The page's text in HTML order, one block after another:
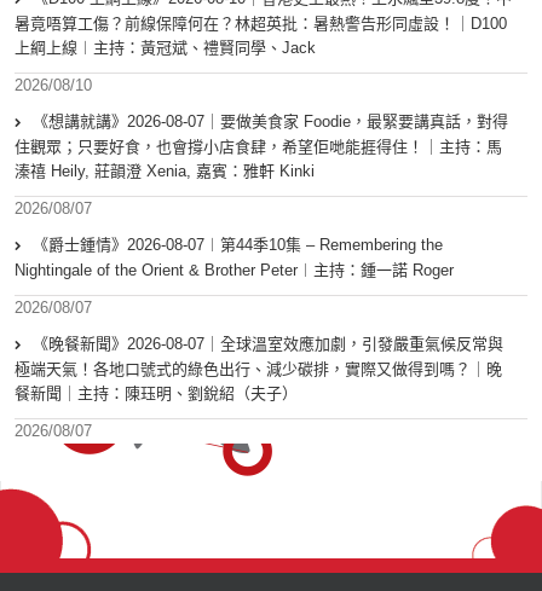
暑竟唔算工傷？前線保障何在？林超英批：暑熱警告形同虛設！｜D100
上綱上線︱主持：黃冠斌、禮賢同學、Jack
2026/08/10
《想講就講》2026-08-07｜要做美食家 Foodie，最緊要講真話，對得
住觀眾；只要好食，也會撐小店食肆，希望佢哋能捱得住！｜主持：馬
溱禧 Heily, 莊韻澄 Xenia, 嘉賓：雅軒 Kinki
2026/08/07
《爵士鍾情》2026-08-07︱第44季10集 – Remembering the
Nightingale of the Orient & Brother Peter︱主持：鍾一諾 Roger
2026/08/07
《晚餐新聞》2026-08-07｜全球溫室效應加劇，引發嚴重氣候反常與
極端天氣！各地口號式的綠色出行、減少碳排，實際又做得到嗎？｜晚
餐新聞｜主持：陳珏明、劉銳紹（夫子）
2026/08/07